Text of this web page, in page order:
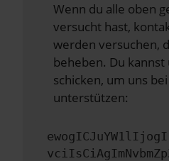
Wenn du alle oben
versucht hast,
werden versuchen,
beheben. Du kannst
schicken, um uns
unterstützen: